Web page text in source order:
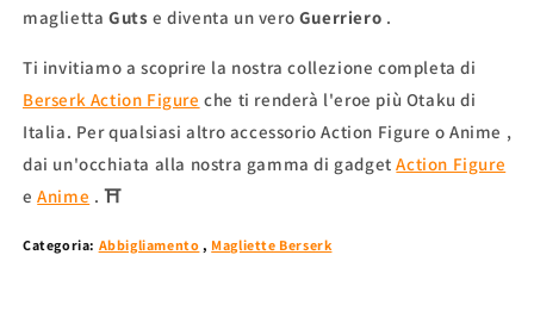
maglietta Guts e diventa un vero Guerriero .
Ti invitiamo a scoprire la nostra collezione completa di
Berserk Action Figure che ti renderà l'eroe più Otaku di
Italia. Per qualsiasi altro accessorio Action Figure o Anime ,
dai un'occhiata alla nostra gamma di gadgetAction Figure
e Anime . ⛩
Categoria: Abbigliamento , Magliette Berserk